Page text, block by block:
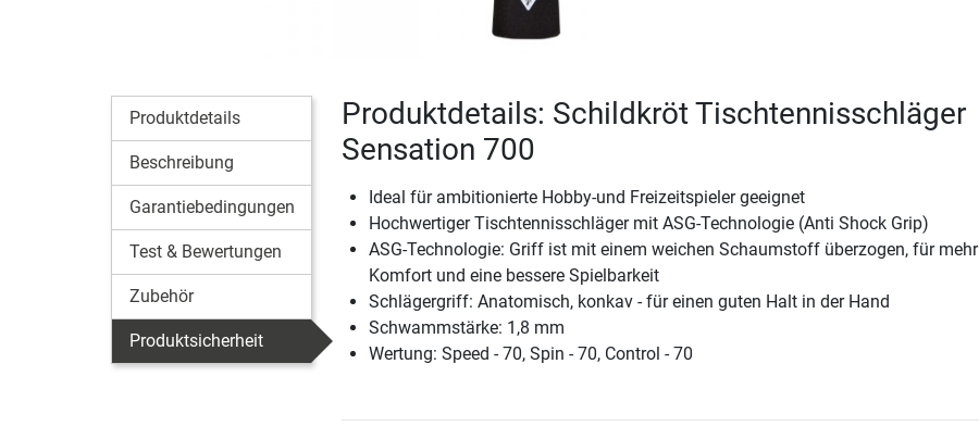
Produktdetails
Beschreibung
Garantiebedingungen
Test & Bewertungen
Zubehör
Produktsicherheit
Produktdetails: Schildkröt Tischtennisschläger
Sensation 700
Ideal für ambitionierte Hobby-und Freizeitspieler geeignet
Hochwertiger Tischtennisschläger mit ASG-Technologie (Anti Shock Grip)
ASG-Technologie: Griff ist mit einem weichen Schaumstoff überzogen, für mehr
Komfort und eine bessere Spielbarkeit
Schlägergriff: Anatomisch, konkav - für einen guten Halt in der Hand
Schwammstärke: 1,8 mm
Wertung: Speed - 70, Spin - 70, Control - 70